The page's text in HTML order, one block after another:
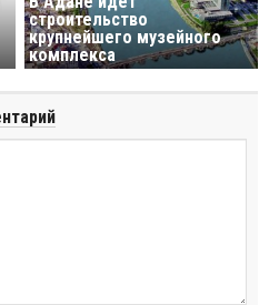
строительство
крупнейшего музейного
комплекса